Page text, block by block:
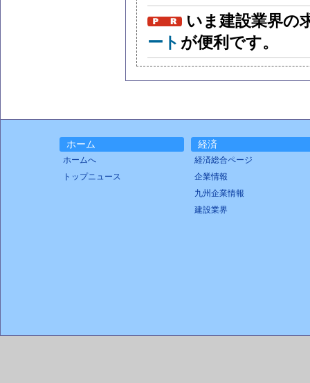
いま建設業界の
ート が便利です。
ホーム
ホームへ
トップニュース
経済
経済総合ページ
企業情報
九州企業情報
建設業界